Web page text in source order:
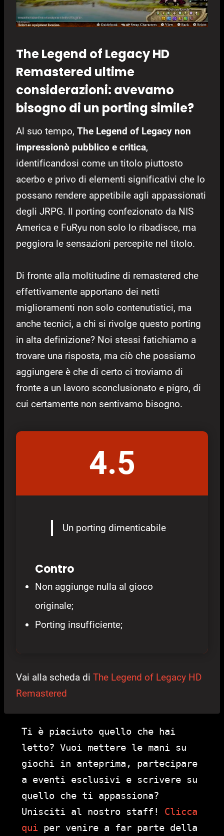
The Legend of Legacy HD
Remastered ultime
considerazioni: avevamo
bisogno di un porting simile?
Al suo tempo, The Legend of Legacy non
impressionò pubblico e critica,
identificandosi come un titolo piuttosto
acerbo e privo di elementi significativi che lo
possano rendere appetibile agli appassionati
degli JRPG. Il porting confezionato da NIS
America e FuRyu non solo lo ribadisce, ma
peggiora le sensazioni percepite nel titolo.
Di fronte alla moltitudine di remastered che
effettivamente apportano dei netti
miglioramenti non solo contenutistici, ma
anche tecnici, a chi si rivolge questo porting
in alta definizione? Noi stessi fatichiamo a
trovare una risposta, ma ciò che possiamo
aggiungere è che di certo ci troviamo di
fronte a un lavoro sconclusionato e pigro, di
cui certamente non sentivamo bisogno.
4.5
Un porting dimenticabile
Contro
Non aggiunge nulla al gioco
originale;
Porting insufficiente;
Vai alla scheda di The Legend of Legacy HD
Remastered
Ti è piaciuto quello che hai
letto? Vuoi mettere le mani su
giochi in anteprima, partecipare
a eventi esclusivi e scrivere su
quello che ti appassiona?
Unisciti al nostro staff! Clicca
qui per venire a far parte della